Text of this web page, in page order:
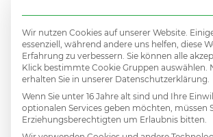
Unsichtbar bei
Warum eure besten
euch ab jetzt nicht
finden werden
Google beantwortet
Wir nutzen Cookies auf unserer Website.
essenziell, während andere uns helfen, diese
Erfahrung zu verbessern. Sie können alle
Klick bestimmte Cookie Gruppen auswählen.
erhalten Sie in unserer Datenschutzerklärung.
Wenn Sie unter 16 Jahre alt sind und Ihre
optionalen Services geben möchten, müssen
Erziehungsberechtigten um Erlaubnis bitten.